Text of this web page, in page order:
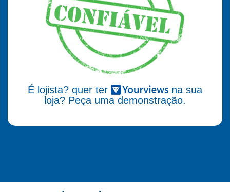
É lojista? quer ter
na sua
loja? Peça uma demonstração.